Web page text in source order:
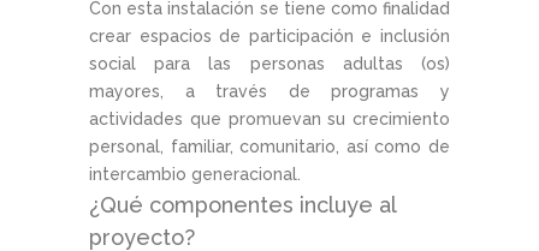
Con esta instalación se tiene como finalidad
crear espacios de participación e inclusión
social para las personas adultas (os)
mayores, a través de programas y
actividades que promuevan su crecimiento
personal, familiar, comunitario, así como de
intercambio generacional.
¿Qué componentes incluye al
proyecto?